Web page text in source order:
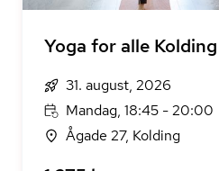
Yoga for alle Kolding
31. august, 2026
Mandag, 18:45 - 20:00
Ågade 27, Kolding